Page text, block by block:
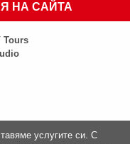
НА САЙТА
Tours
услугите си. С